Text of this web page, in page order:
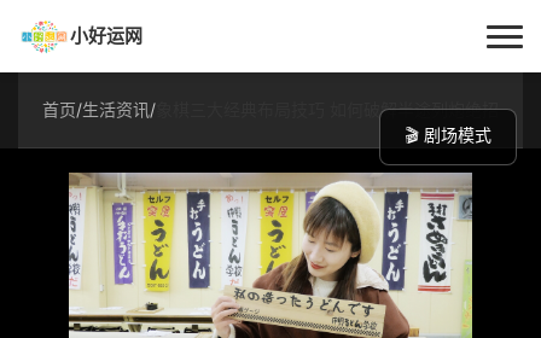
小好运网
首页
每日更新
经验指南
首页 /生活资讯 / 象棋三大经典布局技巧 如何破解半途列炮绝招
🎬 剧场模式